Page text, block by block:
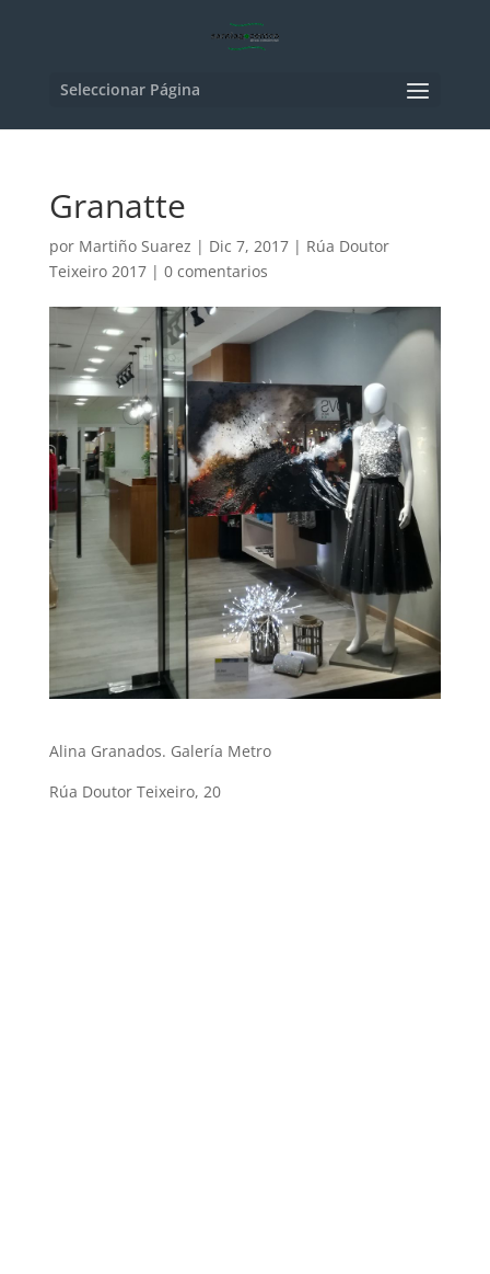
Seleccionar Página
Granatte
por Martiño Suarez | Dic 7, 2017| Rúa Doutor
Teixeiro 2017| 0 comentarios
Alina Granados. Galería Metro
Rúa Doutor Teixeiro, 20